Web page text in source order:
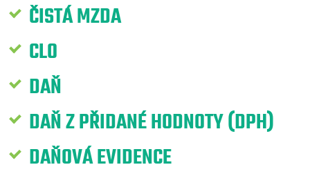
ČISTÁ MZDA
CLO
DAŇ
DAŇ Z PŘIDANÉ HODNOTY (DPH)
DAŇOVÁ EVIDENCE